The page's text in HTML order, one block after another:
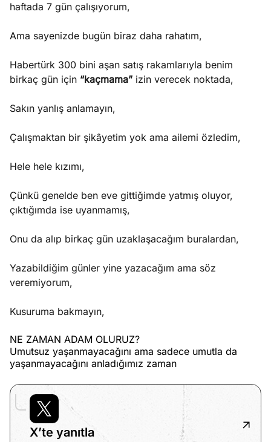
haftada 7 gün çalışıyorum,
Ama sayenizde bugün biraz daha rahatım,
Habertürk 300 bini aşan satış rakamlarıyla benim
birkaç gün için “kaçmama” izin verecek noktada,
Sakın yanlış anlamayın,
Çalışmaktan bir şikâyetim yok ama ailemi özledim,
Hele hele kızımı,
Çünkü genelde ben eve gittiğimde yatmış oluyor,
çıktığımda ise uyanmamış,
Onu da alıp birkaç gün uzaklaşacağım buralardan,
Yazabildiğim günler yine yazacağım ama söz
veremiyorum,
Kusuruma bakmayın,
NE ZAMAN ADAM OLURUZ?
Umutsuz yaşanmayacağını ama sadece umutla da
yaşanmayacağını anladığımız zaman
X’te yanıtla